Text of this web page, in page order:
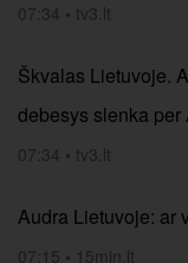
07:34 • tv3.lt
Škvalas Lietuvoje.
debesys slenka
07:34 • tv3.lt
Audra Lietuvoje: ar
07:15 • 15min.lt